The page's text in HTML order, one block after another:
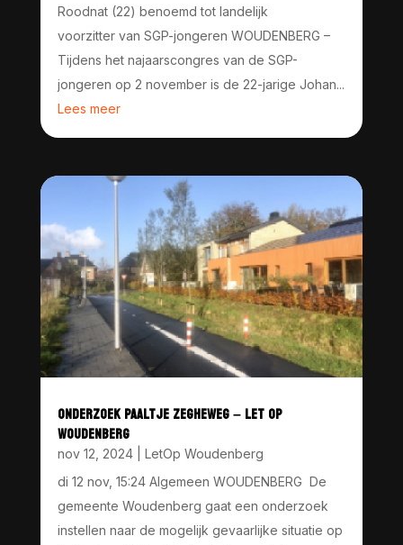
Roodnat (22) benoemd tot landelijk
voorzitter van SGP-jongeren WOUDENBERG –
Tijdens het najaarscongres van de SGP-
jongeren op 2 november is de 22-jarige Johan...
Lees meer
ONDERZOEK PAALTJE ZEGHEWEG – LET OP
WOUDENBERG
nov 12, 2024| LetOp Woudenberg
di 12 nov, 15:24 Algemeen WOUDENBERG De
gemeente Woudenberg gaat een onderzoek
instellen naar de mogelijk gevaarlijke situatie op